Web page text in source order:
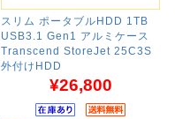
スリム ポータブルHDD 1TB
USB3.1 Gen1 アルミケース
Transcend StoreJet 25C3S
外付けHDD
¥26,800